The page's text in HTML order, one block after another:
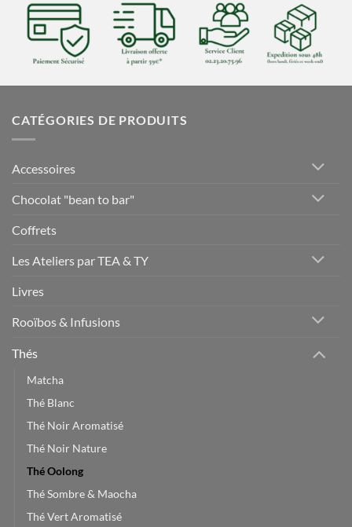
CATÉGORIES DE PRODUITS
Accessoires
Chocolat "bean to bar"
Coffrets
Les Ateliers par TEA & TY
Livres
Rooïbos & Infusions
Thés
Matcha
Thé Blanc
Thé Noir Aromatisé
Thé Noir Nature
Thé Oolong
Thé Sombre & Maocha
Thé Vert Aromatisé